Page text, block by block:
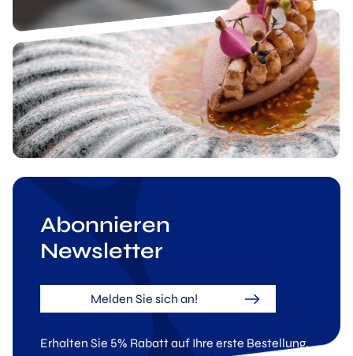
Abonnieren
Newsletter
Melden Sie sich an!
Erhalten Sie 5% Rabatt auf Ihre erste Bestellung.